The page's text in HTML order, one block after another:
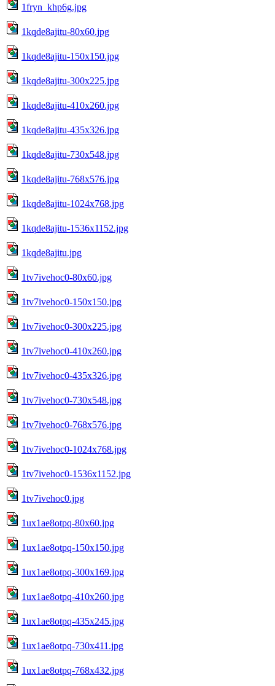
1fryn_khp6g.jpg
1kqde8ajitu-80x60.jpg
1kqde8ajitu-150x150.jpg
1kqde8ajitu-300x225.jpg
1kqde8ajitu-410x260.jpg
1kqde8ajitu-435x326.jpg
1kqde8ajitu-730x548.jpg
1kqde8ajitu-768x576.jpg
1kqde8ajitu-1024x768.jpg
1kqde8ajitu-1536x1152.jpg
1kqde8ajitu.jpg
1tv7ivehoc0-80x60.jpg
1tv7ivehoc0-150x150.jpg
1tv7ivehoc0-300x225.jpg
1tv7ivehoc0-410x260.jpg
1tv7ivehoc0-435x326.jpg
1tv7ivehoc0-730x548.jpg
1tv7ivehoc0-768x576.jpg
1tv7ivehoc0-1024x768.jpg
1tv7ivehoc0-1536x1152.jpg
1tv7ivehoc0.jpg
1ux1ae8otpq-80x60.jpg
1ux1ae8otpq-150x150.jpg
1ux1ae8otpq-300x169.jpg
1ux1ae8otpq-410x260.jpg
1ux1ae8otpq-435x245.jpg
1ux1ae8otpq-730x411.jpg
1ux1ae8otpq-768x432.jpg